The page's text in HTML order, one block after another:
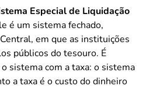
Especial de Liquidação
é um sistema fechado,
em que as instituições
públicos do tesouro. É
sistema com a taxa: o sistema
a taxa é o custo do dinheiro